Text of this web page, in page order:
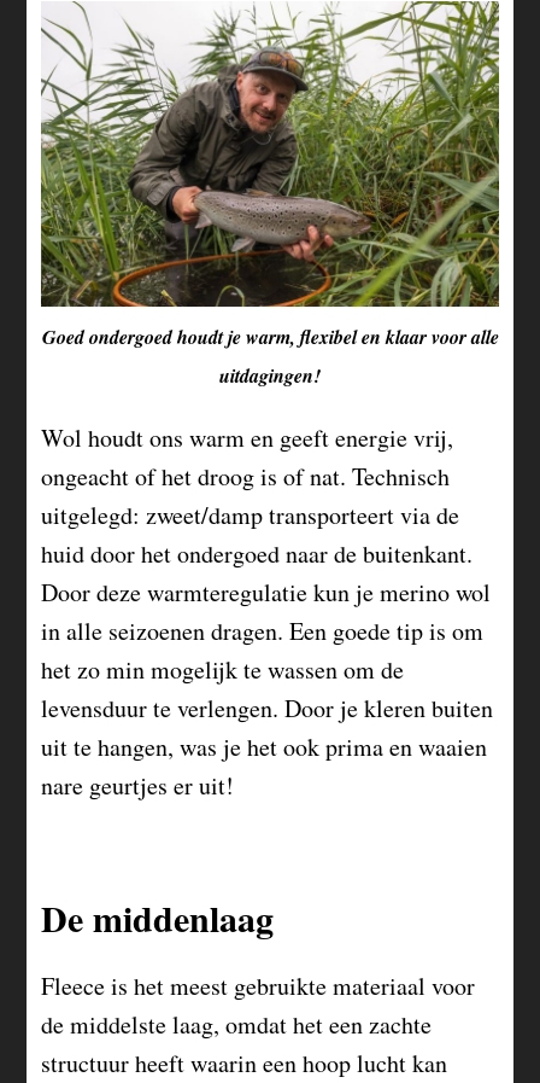
Goed ondergoed houdt je warm, flexibel en klaar voor alle
uitdagingen!
Wol houdt ons warm en geeft energie vrij,
ongeacht of het droog is of nat. Technisch
uitgelegd: zweet/damp transporteert via de
huid door het ondergoed naar de buitenkant.
Door deze warmteregulatie kun je merino wol
in alle seizoenen dragen. Een goede tip is om
het zo min mogelijk te wassen om de
levensduur te verlengen. Door je kleren buiten
uit te hangen, was je het ook prima en waaien
nare geurtjes er uit!
De middenlaag
Fleece is het meest gebruikte materiaal voor
de middelste laag, omdat het een zachte
structuur heeft waarin een hoop lucht kan